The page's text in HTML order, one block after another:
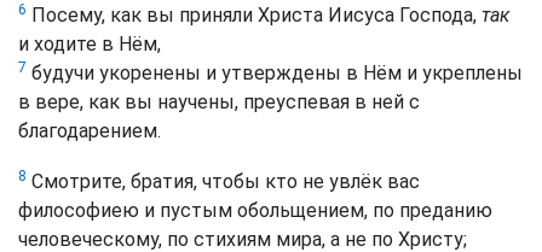
6 Посему, как вы приняли Христа Иисуса Господа, так
и ходите в Нём,
7 будучи укоренены и утверждены в Нём и укреплены
в вере, как вы научены, преуспевая в ней с
благодарением.
8 Смотрите, братия, чтобы кто не увлёк вас
философиею и пустым обольщением, по преданию
человеческому, по стихиям мира, а не по Христу;